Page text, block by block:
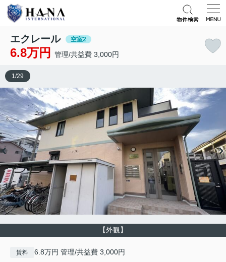
エクレール 空室2
6.8万円 管理/共益費 3,000円
【外観】
1/29
賃料 6.8万円 管理/共益費 3,000円